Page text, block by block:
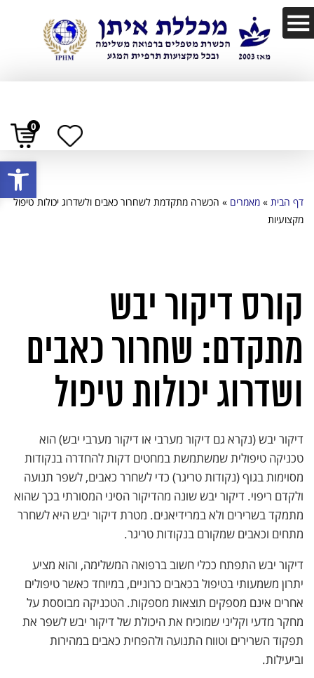
0
דף הבית » מאמרים » הכשרה מתקדמת לשחרור כאבים ולשדרוג יכולות טיפול
מקצועיות
קורס דיקור יבש
מתקדם: שחרור כאבים
ושדרוג יכולות טיפול
דיקור יבש (נקרא גם דיקור מערבי או דיקור מערבי יבש) הוא
טכניקה טיפולית שמשתמשת במחטים דקות להחדרה בנקודות
מסוימות בגוף (נקודות טריגר) כדי לשחרר כאבים, לשפר תנועה
ולקדם ריפוי. דיקור יבש שונה מהדיקור הסיני המסורתי בכך שהוא
מתמקד בשרירים ולא במרידיאנים. מטרת דיקור יבש היא לשחרר
מתחים וכאבים שמקורם בנקודות טריגר.
דיקור יבש התפתח ככלי חשוב ברפואה המשלימה, והוא מציע
יתרון משמעותי בטיפול בכאבים כרוניים, במיוחד כאשר טיפולים
אחרים אינם מספקים תוצאות מספקות. הטכניקה מבוססת על
מחקר מדעי וקליני שמוכיח את היכולת של דיקור יבש לשפר את
תפקוד השרירים וטווח התנועה ולהפחית כאבים במהירות
וביעילות.